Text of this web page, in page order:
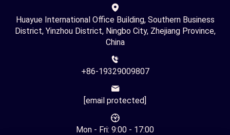
Huayue International Office Building, Southern Business
District, Yinzhou District, Ningbo City, Zhejiang Province,
China
+86-19329009807
[email protected]
Mon - Fri: 9:00 - 17:00